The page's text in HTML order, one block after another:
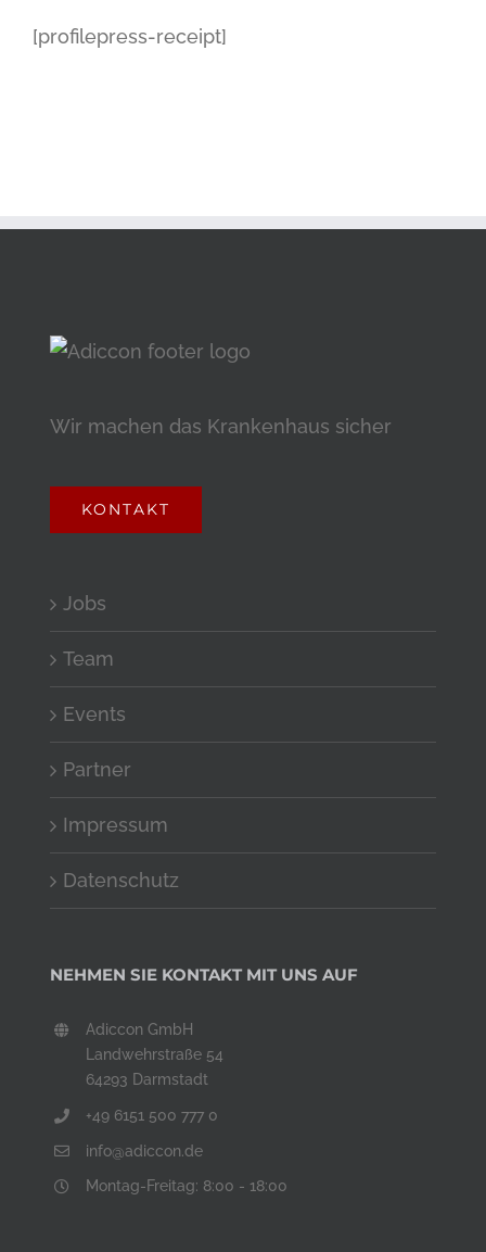
[profilepress-receipt]
Wir machen das Krankenhaus sicher
KONTAKT
Jobs
Team
Events
Partner
Impressum
Datenschutz
NEHMEN SIE KONTAKT MIT UNS AUF
Adiccon GmbH
Landwehrstraße 54
64293 Darmstadt
+49 6151 500 777 0
info@adiccon.de
Montag-Freitag: 8:00 - 18:00